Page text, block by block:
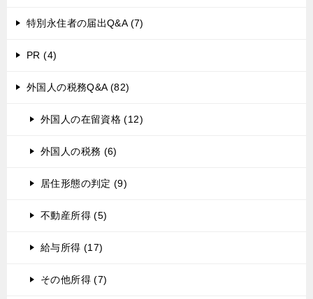
特別永住者の届出Q&A (7)
PR (4)
外国人の税務Q&A (82)
外国人の在留資格 (12)
外国人の税務 (6)
居住形態の判定 (9)
不動産所得 (5)
給与所得 (17)
その他所得 (7)